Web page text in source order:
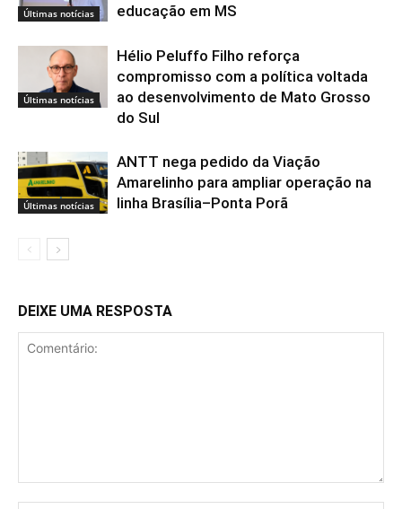
Últimas notícias
educação em MS
Últimas notícias
Hélio Peluffo Filho reforça
compromisso com a política voltada
ao desenvolvimento de Mato Grosso
do Sul
Últimas notícias
ANTT nega pedido da Viação
Amarelinho para ampliar operação na
linha Brasília–Ponta Porã
DEIXE UMA RESPOSTA